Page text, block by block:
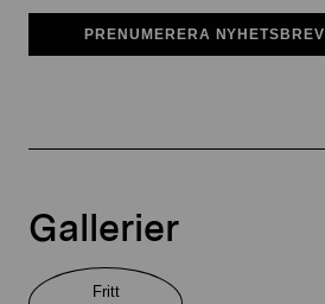
PRENUMERERA NYHETSBREV
Gallerier
Fritt